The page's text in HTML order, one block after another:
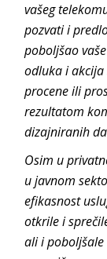
vašeg
pozvati i
poboljšao
odluka i akcija
procene ili
rezultatom
dizajniranih
Osim u
u javnom
efikasnost
otkrile i
ali i